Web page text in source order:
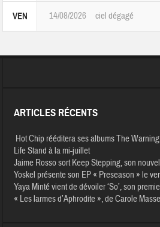
VEN 14/08/2026 ciel dégagé
ARTICLES RÉCENTS
Hot Chip rééditera ses albums The
Life Stand à la mi-juillet
Jaime Rosso sort Keep Stepping, son
Yoskel présente son EP « Preseason » le
Yaya Minté vient de dévoiler ‘So’, son
« Les larmes d’Aphrodite », de Carole